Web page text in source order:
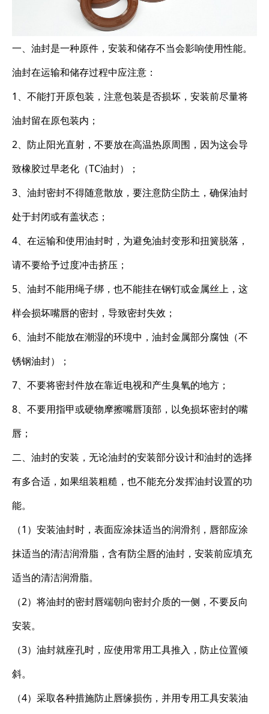
一、油封是一种原件，安装和储存不当会影响使用性能。
油封在运输和储存过程中应注意：
1、不能打开原包装，注意包装是否损坏，安装前尽量将
油封留在原包装内；
2、防止阳光直射，不要放在高温热原周围，因为这会导
致橡胶过早老化（TC油封）；
3、油封密封不得随意散放，要注意防尘防土，确保油封
处于封闭或有盖状态；
4、在运输和使用油封时，为避免油封变形和扭簧脱落，
请不要给予过度冲击挤压；
5、油封不能用绳子绑，也不能挂在钢钉或金属丝上，这
样会损坏嘴唇的密封，导致密封失效；
6、油封不能放在潮湿的环境中，油封金属部分腐蚀（不
锈钢油封）；
7、不要将密封件放在靠近电视和产生臭氧的地方；
8、不要用指甲或硬物摩擦嘴唇顶部，以免损坏密封的嘴
唇；
二、油封的安装，无论油封的安装部分设计和油封的选择
有多合适，如果组装粗糙，也不能充分发挥油封设置的功
能。
（1）安装油封时，表面应涂抹适当的润滑剂，唇部应涂
抹适当的清洁润滑脂，含有防尘唇的油封，安装前应填充
适当的清洁润滑脂。
（2）将油封的密封唇端朝向密封介质的一侧，不要反向
安装。
（3）油封就座孔时，应使用常用工具推入，防止位置倾
斜。
（4）采取各种措施防止唇缘损伤，并用专用工具安装油